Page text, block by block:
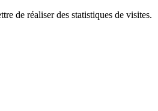
de réaliser des statistiques de visites.